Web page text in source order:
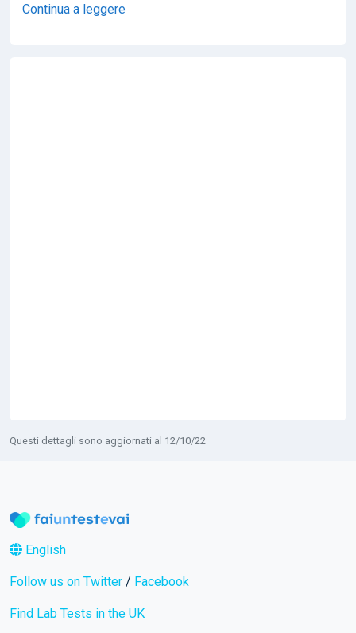
Continua a leggere
Questi dettagli sono aggiornati al 12/10/22
English
Follow us on Twitter / Facebook
Find Lab Tests in the UK